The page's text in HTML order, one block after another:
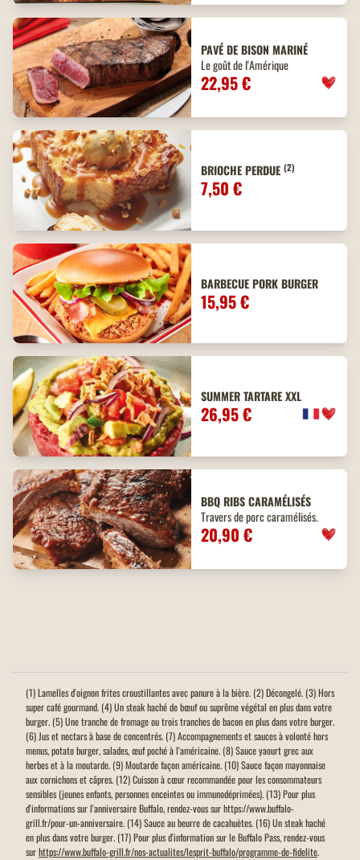
PAVÉ DE BISON MARINÉ
Le goût de l'Amérique
22,95 €
BRIOCHE PERDUE (2)
7,50 €
BARBECUE PORK BURGER
15,95 €
SUMMER TARTARE XXL
26,95 €
BBQRIBSCARAMÉLISÉS
Travers de porc caramélisés.
20,90 €
(1) Lamelles d'oignon frites croustillantes avec panure à la bière. (2) Décongelé. (3) Hors
super café gourmand. (4) Un steak haché de bœuf ou suprême végétal en plus dans votre
burger. (5) Une tranche de fromage ou trois tranches de bacon en plus dans votre burger.
(6) Jus et nectars à base de concentrés. (7) Accompagnements et sauces à volonté hors
menus, potato burger, salades, œuf poché à l'américaine. (8) Sauce yaourt grec aux
herbes et à la moutarde. (9) Moutarde façon américaine. (10) Sauce façon mayonnaise
aux cornichons et câpres. (12) Cuisson à cœur recommandée pour les consommateurs
sensibles (jeunes enfants, personnes enceintes ou immunodéprimées). (13) Pour plus
d'informations sur l'anniversaire Buffalo, rendez-vous sur https://www.buffalo-
grill.fr/pour-un-anniversaire. (14) Sauce au beurre de cacahuètes. (16) Un steak haché
en plus dans votre burger. (17) Pour plus d'information sur le Buffalo Pass, rendez-vous
surhttps://www.buffalo-grill.fr/nos-actualites/lesprit-buffalo/programme-de-fidelite.